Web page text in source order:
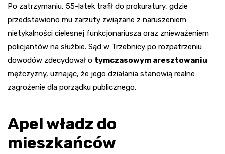
Po zatrzymaniu, 55-latek trafił do prokuratury, gdzie
przedstawiono mu zarzuty związane z naruszeniem
nietykalności cielesnej funkcjonariusza oraz znieważeniem
policjantów na służbie. Sąd w Trzebnicy po rozpatrzeniu
dowodów zdecydował o tymczasowym aresztowaniu
mężczyzny, uznając, że jego działania stanowią realne
zagrożenie dla porządku publicznego.
Apel władz do
mieszkańców